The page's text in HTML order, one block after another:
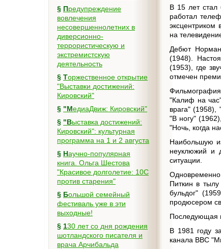
§ Предупреждение
вовлечения
несовершеннолетних в
диверсионно-
террористическую и
экстремистскую
деятельность
§ Торжественное открытие
"Выставки достижений:
Кировский"
§
"МедиаДвиж: Кировский"
§ "Выставка достижений:
Кировский": культурная
программа на 1 и 2 августа
§ Научно-популярная
книга. Ольга Шестова
"Красивое долголетие: 10C
против старения"
§ Большой семейный
фестиваль уже в эти
выходные!
§ 130 лет со дня рождения
шотландского писателя и
врача Арчибальда
В 15 лет стал
работал
эксцентриком
на
Дебют
(1948).
(1953), где
отмечен
"Калиф на
врага" (1958),
"В ногу"
"Ночь, когда
Наибольшую
неуклюжий и
ситуации.
Питкин в
бульдог"
продюсером
Последующая
В 1981 году
канала BBC